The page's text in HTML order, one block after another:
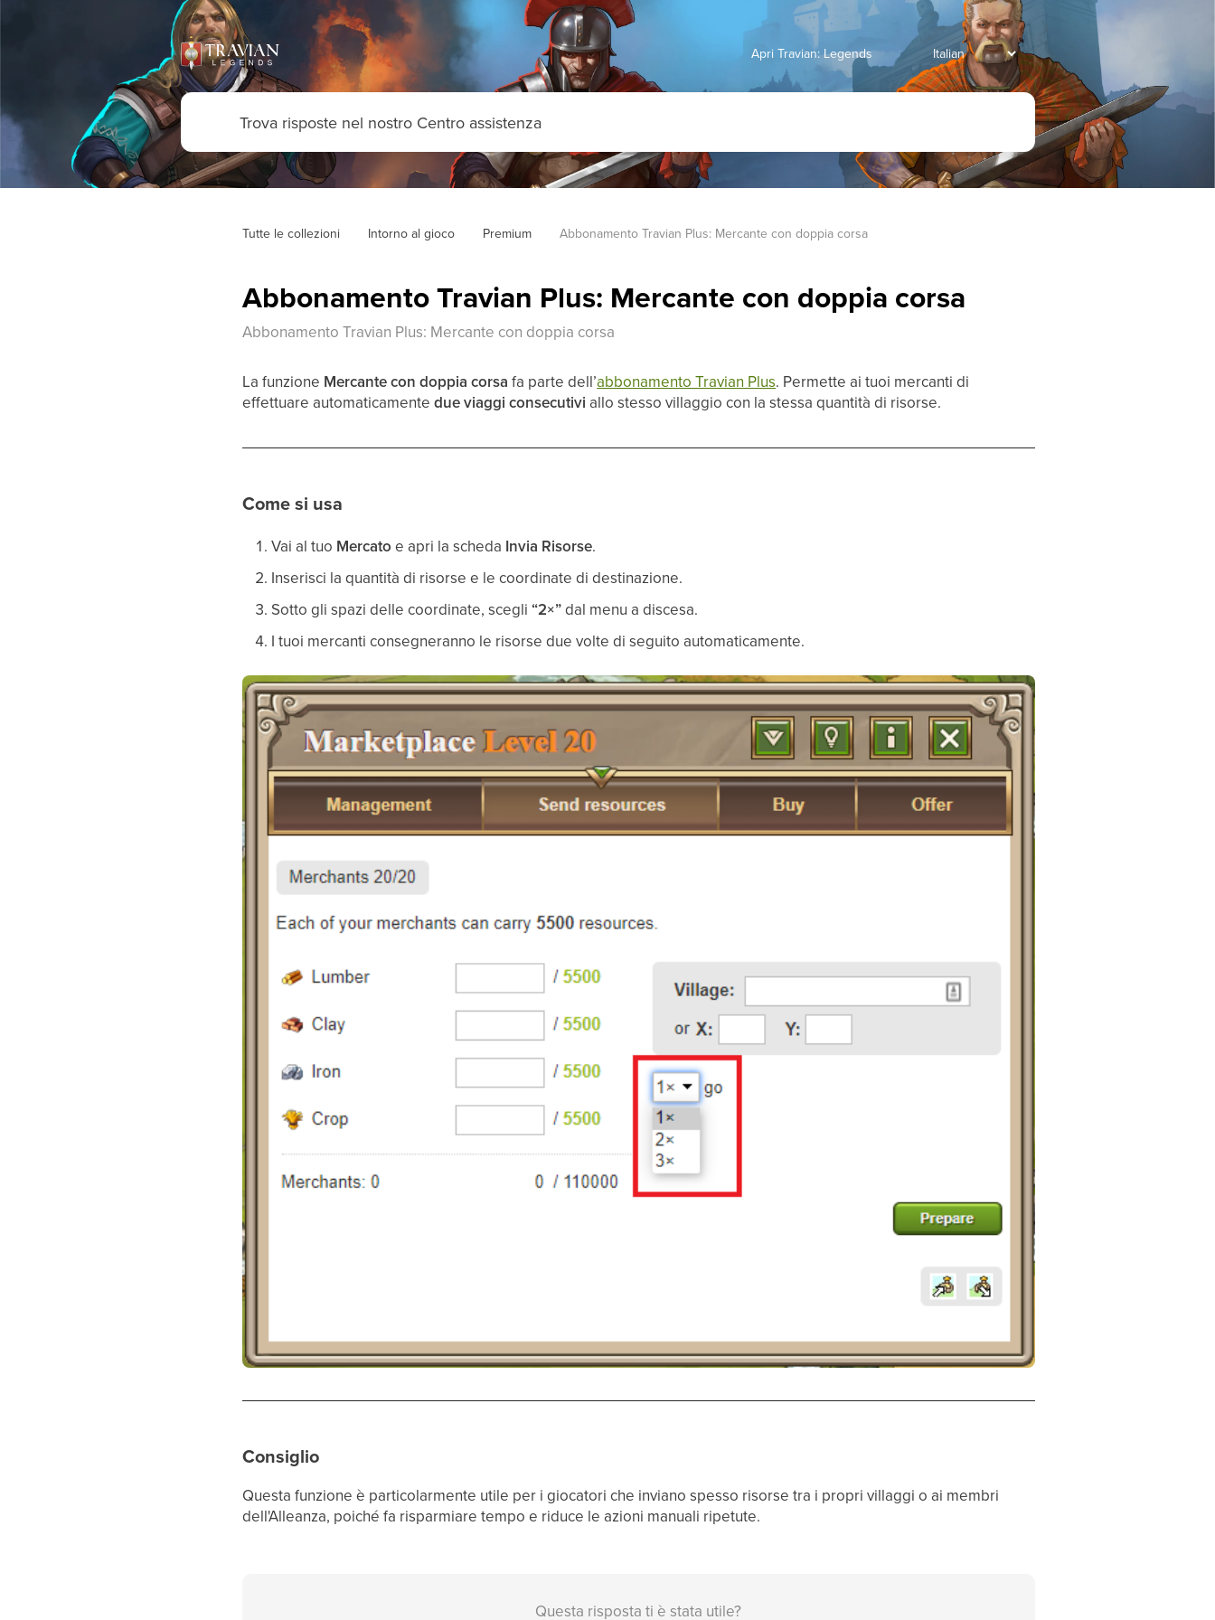
Apri Travian: Legends
Tutte le collezioni Intorno al gioco Premium Abbonamento Travian Plus: Mercante con doppia corsa
Abbonamento Travian Plus: Mercante con doppia corsa
Abbonamento Travian Plus: Mercante con doppia corsa
La funzione Mercante con doppia corsa fa parte dell’abbonamento Travian Plus. Permette ai tuoi mercanti di
effettuare automaticamentedue viaggi consecutivi allo stesso villaggio con la stessa quantità di risorse.
Come si usa
Vai al tuo Mercato e apri la scheda Invia Risorse.
Inserisci la quantità di risorse e le coordinate di destinazione.
Sotto gli spazi delle coordinate, scegli“2×”dal menu a discesa.
I tuoi mercanti consegneranno le risorse due volte di seguito automaticamente.
Consiglio
Questa funzione è particolarmente utile per i giocatori che inviano spesso risorse tra i propri villaggi o ai membri
dell'Alleanza, poiché fa risparmiare tempo e riduce le azioni manuali ripetute.
Questa risposta ti è stata utile?